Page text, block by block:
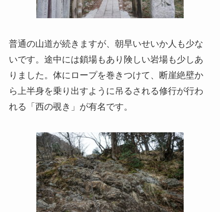
普通の山道が続きますが、朝早いせいか人も少な
いです。途中には鎖場もあり険しい岩場も少しあ
りました。体にロープを巻きつけて、断崖絶壁か
ら上半身を乗り出すように吊るされる修行が行わ
れる「西の覗き」が有名です。